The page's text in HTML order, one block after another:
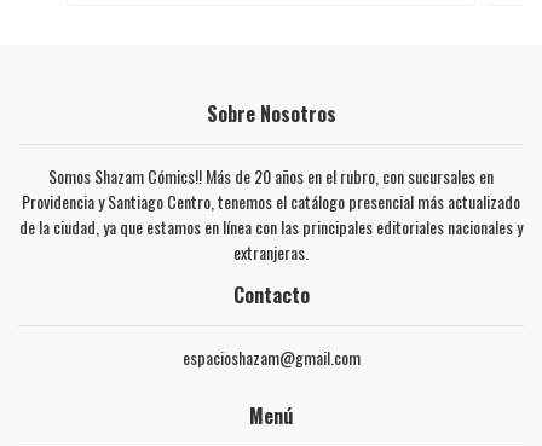
Sobre Nosotros
Somos Shazam Cómics!! Más de 20 años en el rubro, con sucursales en
Providencia y Santiago Centro, tenemos el catálogo presencial más actualizado
de la ciudad, ya que estamos en línea con las principales editoriales nacionales y
extranjeras.
Contacto
espacioshazam@gmail.com
Menú